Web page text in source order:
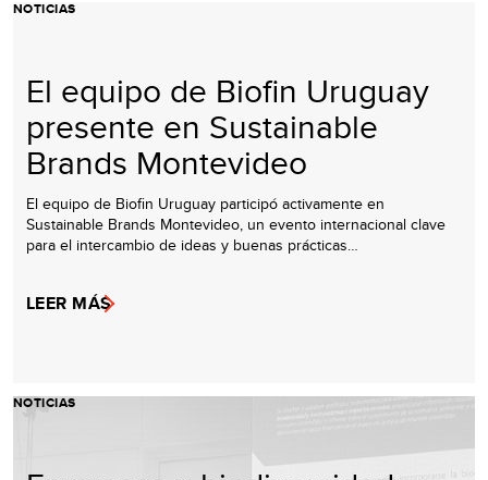
NOTICIAS
El equipo de Biofin Uruguay
presente en Sustainable
Brands Montevideo
El equipo de Biofin Uruguay participó activamente en
Sustainable Brands Montevideo, un evento internacional clave
para el intercambio de ideas y buenas prácticas…
LEER MÁS
NOTICIAS